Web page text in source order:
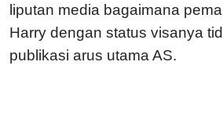
liputan media bagaimana
Harry dengan status visanya
publikasi arus utama AS.